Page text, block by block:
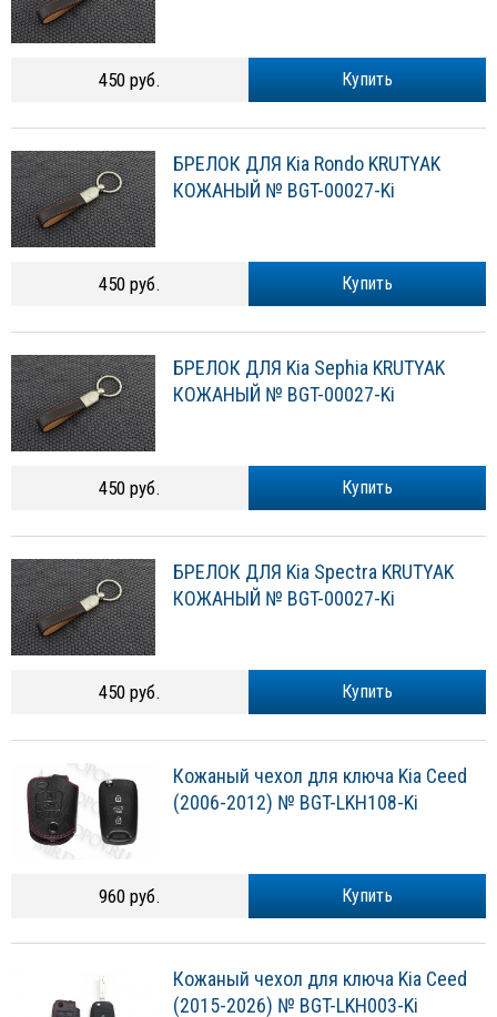
Купить
450 руб.
БРЕЛОК ДЛЯ Kia Rondo KRUTYAK
КОЖАНЫЙ № BGT-00027-Ki
Купить
450 руб.
БРЕЛОК ДЛЯ Kia Sephia KRUTYAK
КОЖАНЫЙ № BGT-00027-Ki
Купить
450 руб.
БРЕЛОК ДЛЯ Kia Spectra KRUTYAK
КОЖАНЫЙ № BGT-00027-Ki
Купить
450 руб.
Кожаный чехол для ключа Kia Ceed
(2006-2012) № BGT-LKH108-Ki
Купить
960 руб.
Кожаный чехол для ключа Kia Ceed
(2015-2026) № BGT-LKH003-Ki